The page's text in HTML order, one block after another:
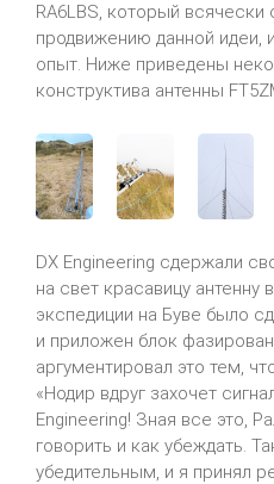
RA6LBS, который всячески
продвижению данной идеи,
опыт. Ниже приведены
конструктива антенны
DX Engineering сдержали
на свет красавицу
экспедиции на Буве было
и приложен блок
аргументировал это тем,
«Нодир вдруг захочет
Engineering! Зная все это,
говорить и как убеждать.
убедительным, и я принял